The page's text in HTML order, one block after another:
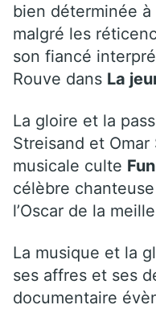
bien déterminée
malgré les
son fiancé
Rouve dans La
La gloire et la
Streisand et
musicale culte
célèbre
l’Oscar de la
La musique et la
ses affres et ses
documentaire